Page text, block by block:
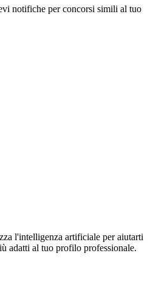
notifiche per concorsi simili al tuo
l'intelligenza artificiale per aiutarti
adatti al tuo profilo professionale.